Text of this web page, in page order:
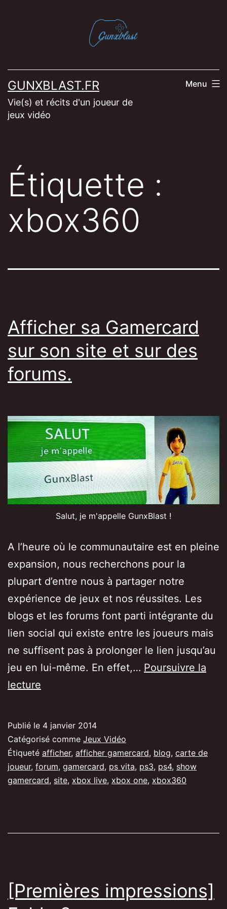
GUNXBLAST.FR
Vie(s) et récits d'un joueur de
jeux vidéo
Menu
Étiquette :
xbox360
Afficher sa Gamercard
sur son site et sur des
forums.
Salut, je m'appelle GunxBlast !
A l’heure où le communautaire est en pleine
expansion, nous recherchons pour la
plupart d’entre nous à partager notre
expérience de jeux et nos réussites. Les
blogs et les forums font parti intégrante du
lien social qui existe entre les joueurs mais
ne suffisent pas à prolonger le lien jusqu’au
jeu en lui-même. En effet,… Poursuivre la
lecture
sur
son
site
et
Publié le 4 janvier 2014
Catégorisé comme Jeux Vidéo
Étiqueté afficher, afficher gamercard, blog, carte de
joueur, forum, gamercard, ps vita, ps3, ps4, show
gamercard, site, xbox live, xbox one, xbox360
[Premières impressions]